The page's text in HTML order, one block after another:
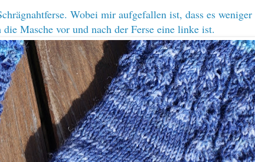
Wobei mir aufgefallen ist, dass es weniger
Masche vor und nach der Ferse eine linke ist.